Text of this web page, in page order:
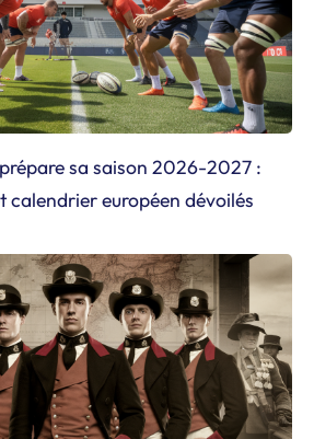
sa saison 2026-2027 :
calendrier européen dévoilés